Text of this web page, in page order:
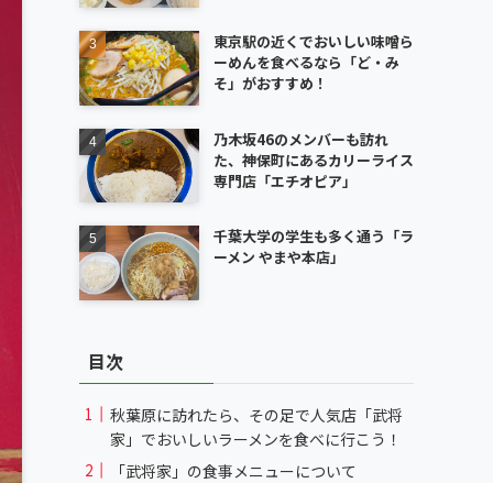
東京駅の近くでおいしい味噌ら
ーめんを食べるなら「ど・み
そ」がおすすめ！
乃木坂46のメンバーも訪れ
た、神保町にあるカリーライス
専門店「エチオピア」
千葉大学の学生も多く通う「ラ
ーメン やまや本店」
目次
秋葉原に訪れたら、その足で人気店「武将
家」でおいしいラーメンを食べに行こう！
「武将家」の食事メニューについて